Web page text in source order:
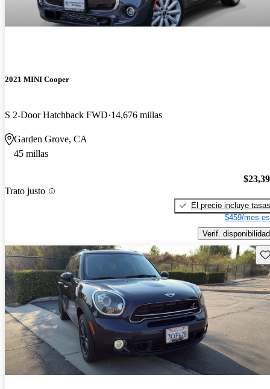
2021 MINI Cooper
S 2-Door Hatchback FWD 14,676 millas
Garden Grove, CA
45 millas
Trato justo
El precio incluye tasas
$459/mes
Verif. disponibilidad